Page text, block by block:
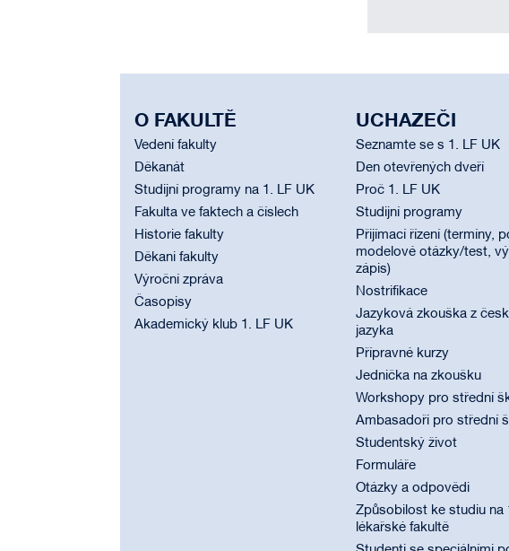
O FAKULTĚ
Vedení fakulty
Děkanát
Studijní programy na 1. LF UK
Fakulta ve faktech a číslech
Historie fakulty
Děkani fakulty
Výroční zpráva
Časopisy
Akademický klub 1. LF UK
UCHAZEČI
Seznamte se s 1. LF UK
Den otevřených dveří
Proč 1. LF UK
Studijní programy
Přijímací řízení (termíny,
modelové otázky/test,
zápis)
Nostrifikace
Jazyková zkouška z
jazyka
Přípravné kurzy
Jednička na zkoušku
Workshopy pro střední
Ambasadoři pro střední
Studentský život
Formuláře
Otázky a odpovědi
Způsobilost ke studiu na
lékařské fakultě